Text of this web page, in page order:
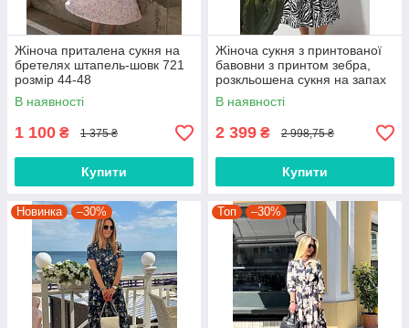
Жіноча приталена сукня на
бретелях штапель-шовк 721
розмір 44-48
В наявності
1 100 ₴ 1 375 ₴
Купити
Жіноча сукня з принтованої
бавовни з принтом зебра,
розкльошена сукня на запах
з поясом, колір чорний
2281.6344
В наявності
2 399 ₴ 2 998,75 ₴
Купити
Новинка –30% Топ –30%